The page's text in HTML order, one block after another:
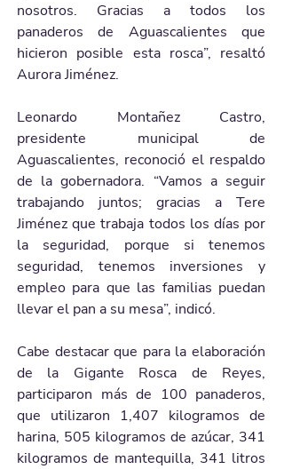
nosotros. Gracias a todos los
panaderos de Aguascalientes que
hicieron posible esta rosca”, resaltó
Aurora Jiménez.
Leonardo Montañez Castro,
presidente municipal de
Aguascalientes, reconoció el respaldo
de la gobernadora. “Vamos a seguir
trabajando juntos; gracias a Tere
Jiménez que trabaja todos los días por
la seguridad, porque si tenemos
seguridad, tenemos inversiones y
empleo para que las familias puedan
llevar el pan a su mesa”, indicó.
Cabe destacar que para la elaboración
de la Gigante Rosca de Reyes,
participaron más de 100 panaderos,
que utilizaron 1,407 kilogramos de
harina, 505 kilogramos de azúcar, 341
kilogramos de mantequilla, 341 litros